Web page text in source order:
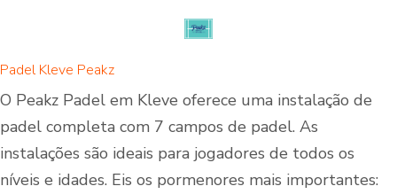
Padel Kleve Peakz
O Peakz Padel em Kleve oferece uma instalação de
padel completa com 7 campos de padel. As
instalações são ideais para jogadores de todos os
níveis e idades. Eis os pormenores mais importantes: